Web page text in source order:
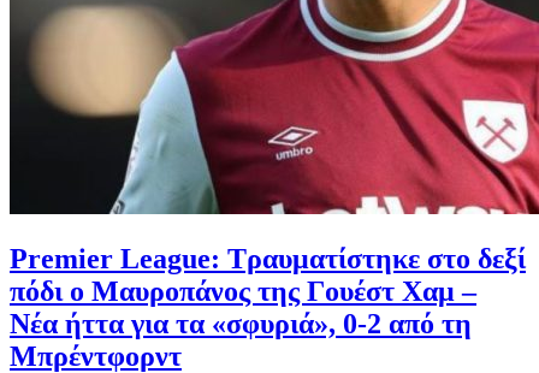
Premier League: Tραυματίστηκε στο δεξί
πόδι ο Μαυροπάνος της Γουέστ Χαμ –
Νέα ήττα για τα «σφυριά», 0-2 από τη
Μπρέντφορντ